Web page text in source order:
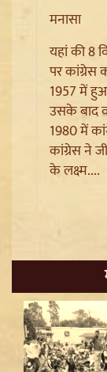
Trisha
Arrest, जानें
मनासा
यहां की 8
पर कांग्रेस
1957 में
उसके बाद
1980 में
कांग्रेस ने
के लक्ष्म....